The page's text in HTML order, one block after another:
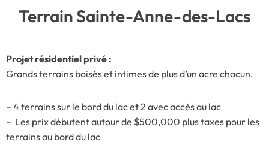
Terrain Sainte-Anne-des-Lacs
Projet résidentiel privé :
Grands terrains boisés et intimes de plus d’un acre chacun.
– 4 terrains sur le bord du lac et 2 avec accès au lac
– Les prix débutent autour de $500,000 plus taxes pour les
terrains au bord du lac